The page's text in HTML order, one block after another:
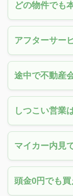
どの物件でも
アフターサー
途中で不動産
しつこい営業
マイカー内見
頭金0円でも買